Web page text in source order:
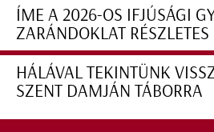
ÍME A 2026-OS IFJÚSÁGI
ZARÁNDOKLAT
HÁLÁVAL TEKINTÜNK
SZENT DAMJÁN TÁBORRA